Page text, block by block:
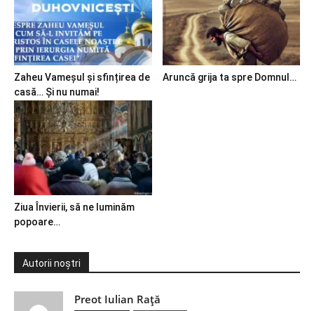
Zaheu Vameșul și sfințirea de
casă… Și nu numai!
Aruncă grija ta spre Domnul…
Ziua Învierii, să ne luminăm
popoare…
Autorii noștri
Preot Iulian Raţă